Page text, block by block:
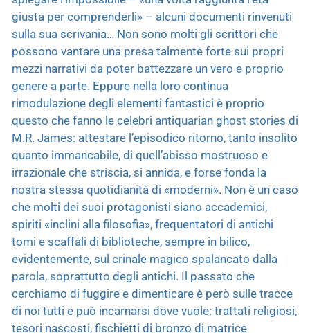
giusta per comprenderli» – alcuni documenti rinvenuti
sulla sua scrivania… Non sono molti gli scrittori che
possono vantare una presa talmente forte sui propri
mezzi narrativi da poter battezzare un vero e proprio
genere a parte. Eppure nella loro continua
rimodulazione degli elementi fantastici è proprio
questo che fanno le celebri antiquarian ghost stories di
M.R. James: attestare l’episodico ritorno, tanto insolito
quanto immancabile, di quell’abisso mostruoso e
irrazionale che striscia, si annida, e forse fonda la
nostra stessa quotidianità di «moderni». Non è un caso
che molti dei suoi protagonisti siano accademici,
spiriti «inclini alla filosofia», frequentatori di antichi
tomi e scaffali di biblioteche, sempre in bilico,
evidentemente, sul crinale magico spalancato dalla
parola, soprattutto degli antichi. Il passato che
cerchiamo di fuggire e dimenticare è però sulle tracce
di noi tutti e può incarnarsi dove vuole: trattati religiosi,
tesori nascosti, fischietti di bronzo di matrice